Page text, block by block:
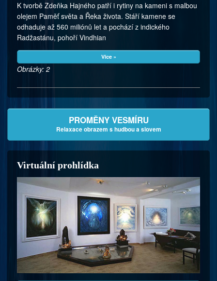
K tvorbě Zdeňka Hajného patří i rytiny na kameni s malbou
olejem Paměť světa a Řeka života. Stáří kamene se
odhaduje až 560 miliónů let a pochází z indického
Radžastánu, pohoří Vindhian
Více »
Obrázky: 2
PROMĚNY VESMÍRU
Relaxace obrazem s hudbou a slovem
Virtuální prohlídka